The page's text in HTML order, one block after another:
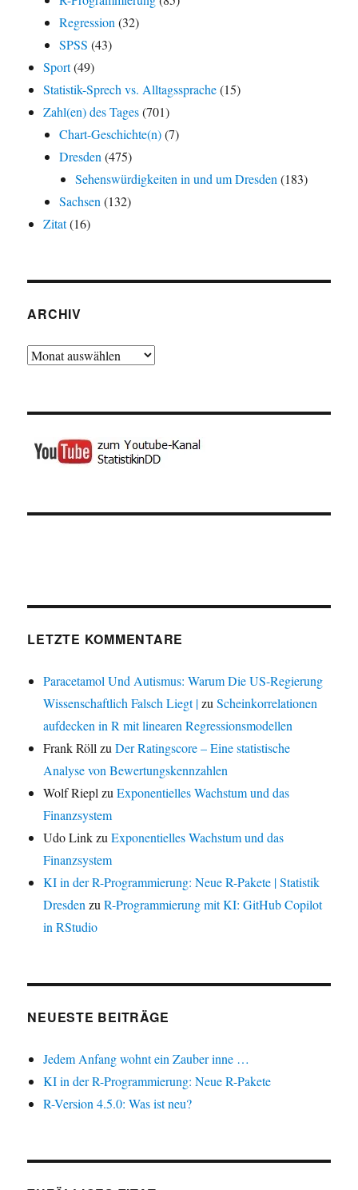
Regression (32)
SPSS (43)
Sport(49)
Statistik-Sprech vs. Alltagssprache(15)
Zahl(en) des Tages(701)
Chart-Geschichte(n)(7)
Dresden (475)
Sehenswürdigkeiten in und um Dresden (183)
Sachsen (132)
Zitat(16)
ARCHIV
Archiv
LETZTE KOMMENTARE
Paracetamol Und Autismus: Warum Die US-Regierung
Wissenschaftlich Falsch Liegt |zuScheinkorrelationen
aufdecken in R mit linearen Regressionsmodellen
Frank Röll zuDer Ratingscore – Eine statistische
Analyse von Bewertungskennzahlen
Wolf Riepl zuExponentielles Wachstum und das
Finanzsystem
Udo LinkzuExponentielles Wachstum und das
Finanzsystem
KI in der R-Programmierung: Neue R-Pakete | Statistik
Dresden zuR-Programmierung mit KI: GitHub Copilot
in RStudio
NEUESTE BEITRÄGE
Jedem Anfang wohnt ein Zauber inne …
KI in der R-Programmierung: Neue R-Pakete
R-Version 4.5.0: Was ist neu?